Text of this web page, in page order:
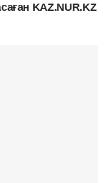
KAZ.NUR.KZ